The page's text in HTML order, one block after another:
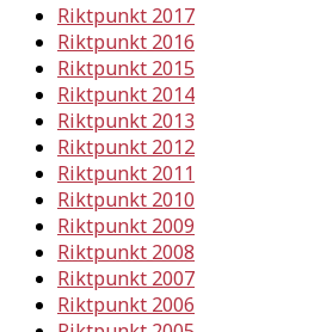
Riktpunkt 2017
Riktpunkt 2016
Riktpunkt 2015
Riktpunkt 2014
Riktpunkt 2013
Riktpunkt 2012
Riktpunkt 2011
Riktpunkt 2010
Riktpunkt 2009
Riktpunkt 2008
Riktpunkt 2007
Riktpunkt 2006